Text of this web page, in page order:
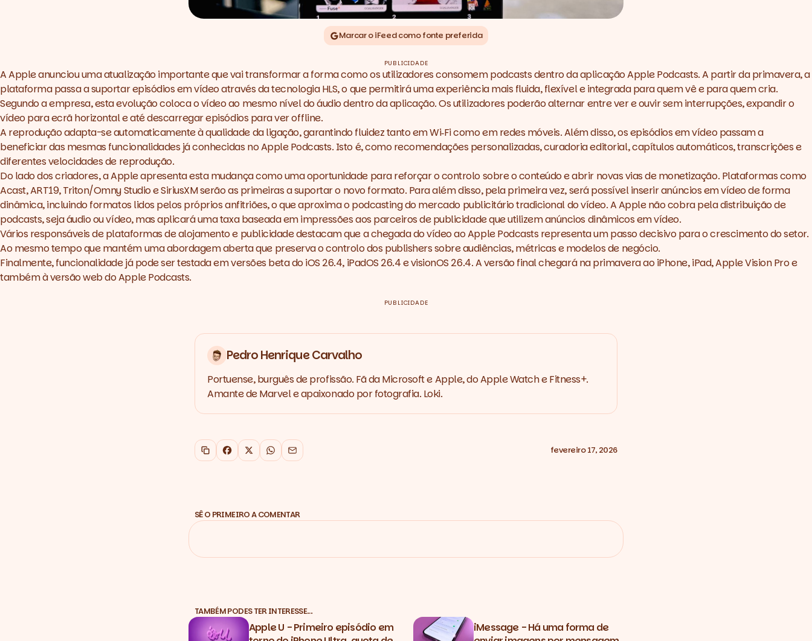
Marcar o iFeed como fonte preferida
PUBLICIDADE
A Apple anunciou uma atualização importante que vai transformar a forma como os utilizadores consomempodcastsdentro da aplicação Apple Podcasts. A partir da primavera, a
plataforma passa a suportar episódios em vídeo através da tecnologia HLS, o que permitirá uma experiência mais fluida, flexível e integrada para quem vê e para quem cria.
Segundo a empresa, esta evolução coloca o vídeo ao mesmo nível do áudio dentro da aplicação. Os utilizadores poderão alternar entre ver e ouvir sem interrupções, expandir o
vídeo para ecrã horizontal e até descarregar episódios para veroffline.
A reprodução adapta-se automaticamente à qualidade da ligação, garantindo fluidez tanto em Wi‑Fi como em redes móveis. Além disso, os episódios em vídeo passam a
beneficiar das mesmas funcionalidades já conhecidas no Apple Podcasts. Isto é, como recomendações personalizadas, curadoria editorial, capítulos automáticos, transcrições e
diferentes velocidades de reprodução.
Do lado dos criadores, a Apple apresenta esta mudança como uma oportunidade para reforçar o controlo sobre o conteúdo e abrir novas vias de monetização. Plataformas como
Acast, ART19, Triton/Omny Studio e SiriusXM serão as primeiras a suportar o novo formato. Para além disso, pela primeira vez, será possível inserir anúncios em vídeo de forma
dinâmica, incluindo formatos lidos pelos próprios anfitriões, o que aproxima o podcasting do mercado publicitário tradicional do vídeo. A Apple não cobra pela distribuição de
podcasts, seja áudio ou vídeo, mas aplicará uma taxa baseada em impressões aos parceiros de publicidade que utilizem anúncios dinâmicos em vídeo.
Vários responsáveis de plataformas de alojamento e publicidade destacam que a chegada do vídeo ao Apple Podcasts representa um passo decisivo para o crescimento do setor.
Ao mesmo tempo que mantém uma abordagem aberta que preserva o controlo dospublisherssobre audiências, métricas e modelos de negócio.
Finalmente, funcionalidade já pode ser testada em versões beta do iOS 26.4, iPadOS 26.4 e visionOS 26.4. A versão final chegará na primavera ao iPhone, iPad, Apple Vision Pro e
também à versãowebdo Apple Podcasts.
PUBLICIDADE
Pedro Henrique Carvalho
Portuense, burguês de profissão. Fã da Microsoft e Apple, do Apple Watch e Fitness+.
Amante de Marvel e apaixonado por fotografia. Loki.
Copiar link
Facebook
X WhatsApp
Email fevereiro 17, 2026
SÊ O PRIMEIRO A COMENTAR
TAMBÉM PODES TER INTERESSE…
Apple U - Primeiro episódio em
iMessage - Há uma forma de